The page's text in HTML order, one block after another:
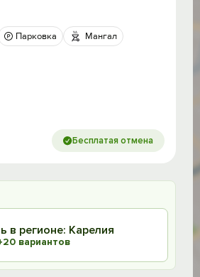
Парковка Мангал
Бесплатая отмена
в регионе: Карелия
вариантов